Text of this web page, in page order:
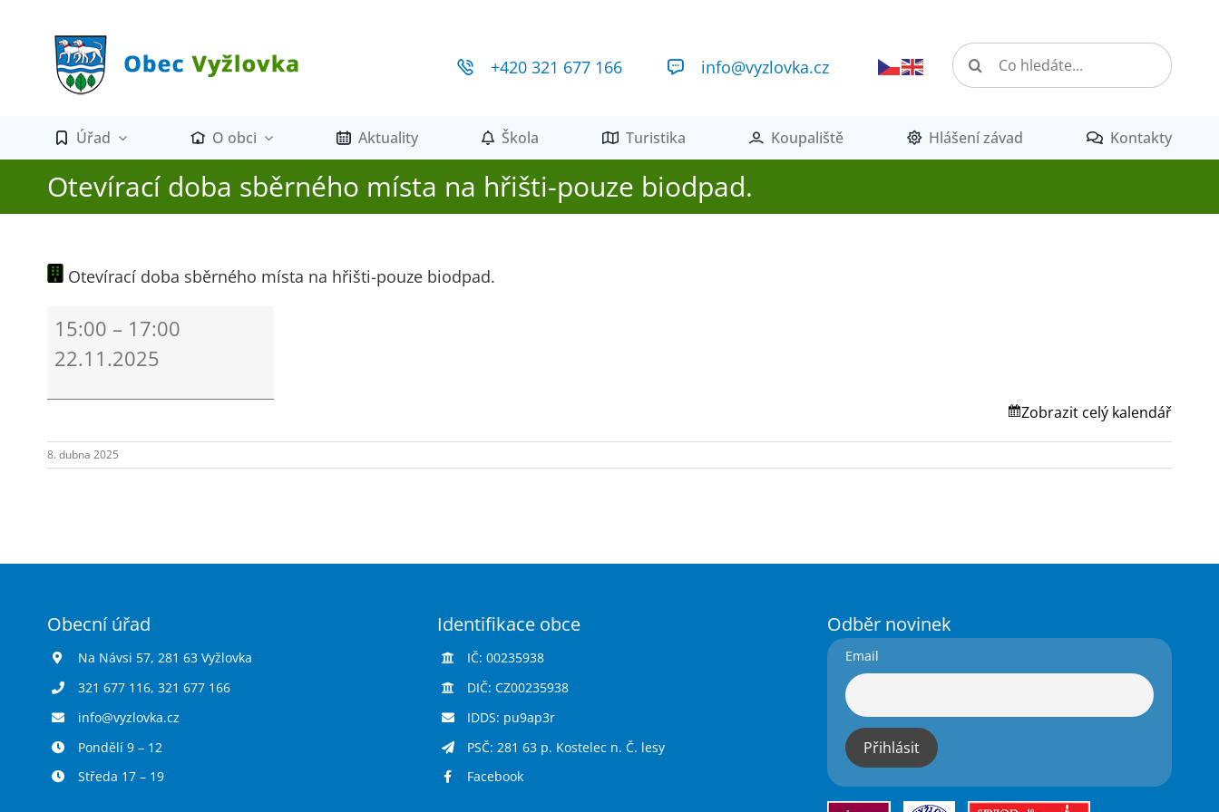
+420 321 677 166 info@vyzlovka.cz
Hledat:
Úřad O obci Aktuality Škola Turistika Koupaliště Hlášení závad Kontakty
Otevírací doba sběrného místa na hřišti-pouze biodpad.
Otevírací doba sběrného místa na hřišti-pouze biodpad.
doba
sběrného
na
pouze
biodpad.
15:00 – 17:00
22.11.2025
Zobrazit celý kalendář
8. dubna 2025
Obecní úřad
Na Návsi 57, 281 63 Vyžlovka
321 677 116, 321 677 166
info@vyzlovka.cz
Pondělí 9 – 12
Středa 17 – 19
Identifikace obce
IČ: 00235938
DIČ: CZ00235938
IDDS: pu9ap3r
PSČ: 281 63 p. Kostelec n. Č. lesy
Facebook
Odběr novinek
Email